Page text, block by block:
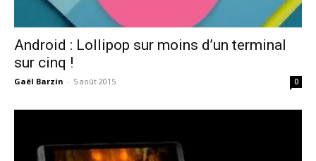
Android : Lollipop sur moins d’un terminal
sur cinq !
Gaël Barzin - 5 août 2015 0